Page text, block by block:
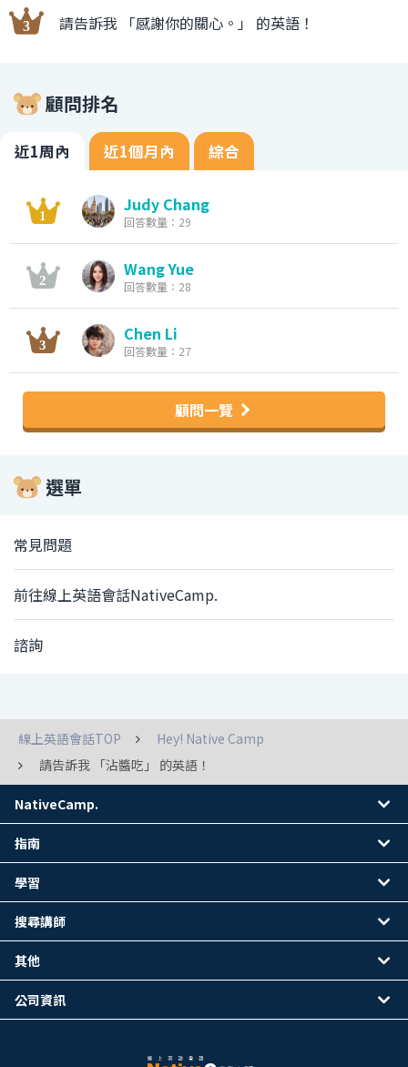
請告訴我 「感謝你的關心。」 的英語！
顧問排名
近1周內 近1個月內 綜合
Judy Chang
回答數量：29
Wang Yue
回答數量：28
Chen Li
回答數量：27
顧問一覽
選單
常見問題
前往線上英語會話NativeCamp.
諮詢
線上英語會話TOP
Hey! Native Camp
請告訴我 「沾醬吃」 的英語！
NativeCamp.
指南
學習
搜尋講師
其他
公司資訊